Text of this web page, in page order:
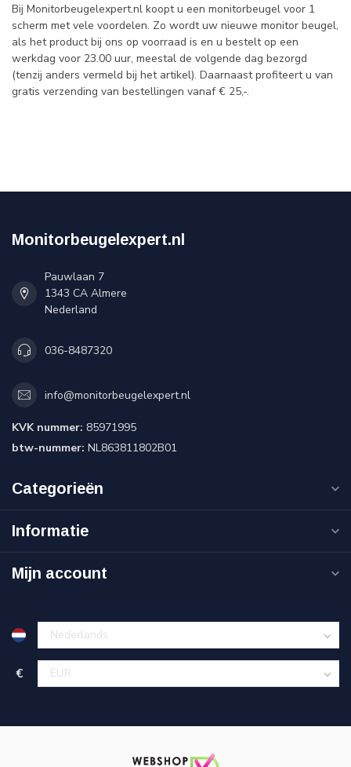
Bij Monitorbeugelexpert.nl koopt u een monitorbeugel voor 1
scherm met vele voordelen. Zo wordt uw nieuwe monitor beugel,
als het product bij ons op voorraad is en u bestelt op een
werkdag voor 23.00 uur, meestal de volgende dag bezorgd
(tenzij anders vermeld bij het artikel). Daarnaast profiteert u van
gratis verzending van bestellingen vanaf € 25,-.
Monitorbeugelexpert.nl
Pauwlaan 7
1343 CA Almere
Nederland
036-8487320
info@monitorbeugelexpert.nl
KVK nummer: 85971995
btw-nummer: NL863811802B01
Categorieën
Informatie
Mijn account
€